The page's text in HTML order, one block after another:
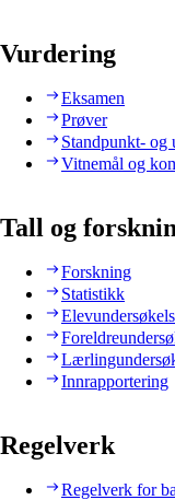
Vurdering
Eksamen
Prøver
Standpunkt- og
Vitnemål og
Tall og
Forskning
Statistikk
Innrapportering
Regelverk
Regelverk for